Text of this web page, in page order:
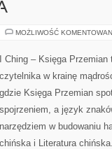
MOŻLIWOŚĆ
I Ching – Księga
czytelnika w krainę
gdzie Księga Przemian
spojrzeniem, a język
narzędziem w budowaniu
chińska i Literatura